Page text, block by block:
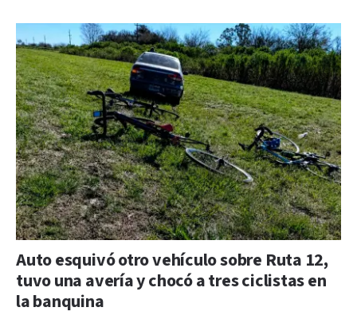
Auto esquivó otro vehículo sobre Ruta 12,
tuvo una avería y chocó a tres ciclistas en
la banquina